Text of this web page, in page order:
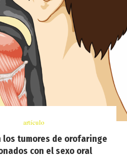
artículo
los tumores de orofaringe
con el sexo oral